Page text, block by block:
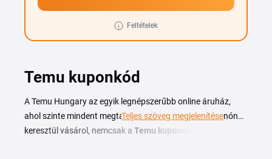
Feltételek
Temu kuponkód
A Temu Hungary az egyik legnépszerűbb online áruház,
ahol szinte mindent megtalál kedvező áron. Ha a Tiplinón
keresztül vásárol, nemcsak a Temu kuponokkal
Teljes szöveg megjelenítése